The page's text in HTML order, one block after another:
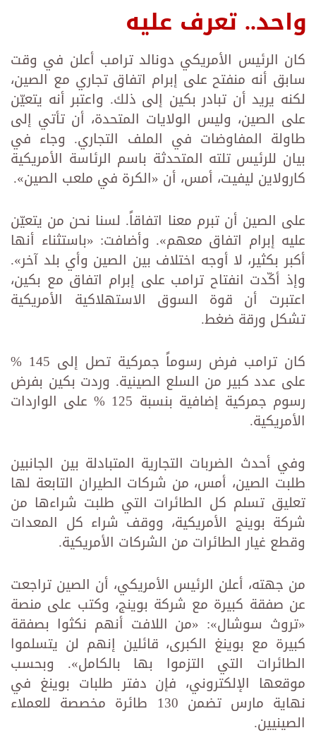
واحد.. تعرف عليه
كان الرئيس الأمريكي دونالد ترامب أعلن في وقت
سابق أنه منفتح على إبرام اتفاق تجاري مع الصين،
لكنه يريد أن تبادر بكين إلى ذلك. واعتبر ‏أنه يتعيّن
على الصين، وليس الولايات المتحدة، أن تأتي إلى
طاولة المفاوضات في الملف التجاري. وجاء في
بيان للرئيس ‏تلته المتحدثة باسم الرئاسة الأمريكية
كارولاين ليفيت، أمس، أن «الكرة في ملعب الصين‏»‏.‏
على الصين أن تبرم معنا اتفاقاً. لسنا نحن من يتعيّن
عليه إبرام اتفاق معهم». وأضافت: «باستثناء أنها
أكبر بكثير، لا أوجه ‏اختلاف بين الصين وأي بلد آخر».
وإذ أكّدت انفتاح ترامب على إبرام اتفاق مع بكين،
اعتبرت أن قوة السوق الاستهلاكية ‏الأمريكية
تشكل ورقة ضغط.‏
كان ترامب فرض رسوماً جمركية تصل إلى 145 %
على عدد كبير من السلع الصينية. وردت بكين بفرض
رسوم جمركية ‏إضافية بنسبة 125 % على الواردات
الأمريكية.‏
وفي أحدث الضربات التجارية المتبادلة بين الجانبين
طلبت الصين، أمس، من شركات الطيران التابعة لها
تعليق تسلم كل ‏الطائرات التي طلبت شراءها من
شركة بوينج الأمريكية، ووقف شراء كل المعدات
وقطع غيار الطائرات من الشركات ‏الأمريكية.‏
من جهته، أعلن الرئيس الأمريكي، أن الصين تراجعت
عن صفقة كبيرة مع شركة بوينج، وكتب على منصة
‏‏«تروث سوشال»: «من اللافت أنهم نكثوا بصفقة
كبيرة مع بوينغ الكبرى، قائلين إنهم لن يتسلموا
الطائرات التي التزموا بها ‏بالكامل». وبحسب
موقعها الإلكتروني، فإن دفتر طلبات بوينغ في
نهاية مارس تضمن 130 طائرة مخصصة للعملاء
‏الصينيين.‏